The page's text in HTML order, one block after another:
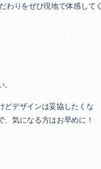
わりをぜひ現地で体感してく
どデザインは妥協したくな
、気になる方はお早めに！